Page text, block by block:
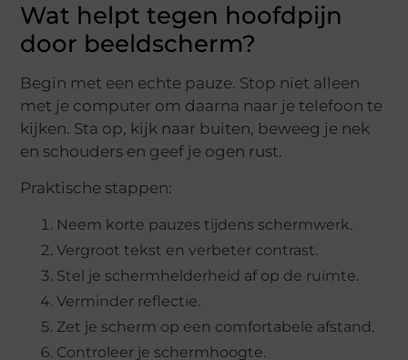
Wat helpt tegen hoofdpijn
door beeldscherm?
Begin met een echte pauze. Stop niet alleen
met je computer om daarna naar je telefoon te
kijken. Sta op, kijk naar buiten, beweeg je nek
en schouders en geef je ogen rust.
Praktische stappen:
Neem korte pauzes tijdens schermwerk.
Vergroot tekst en verbeter contrast.
Stel je schermhelderheid af op de ruimte.
Verminder reflectie.
Zet je scherm op een comfortabele afstand.
Controleer je schermhoogte.